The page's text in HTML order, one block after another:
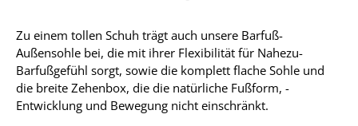
Zu einem tollen Schuh trägt auch unsere Barfuß-
Außensohle bei, die mit ihrer Flexibilität für Nahezu-
Barfußgefühl sorgt, sowie die komplett flache Sohle und
die breite Zehenbox, die die natürliche Fußform, -
Entwicklung und Bewegung nicht einschränkt.